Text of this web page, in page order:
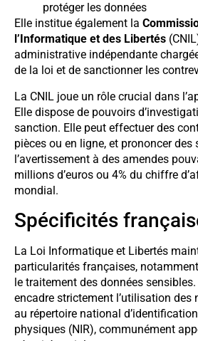
protéger les données
Elle institue également la
l’Informatique et des Libertés
administrative indépendante
de la loi et de sanctionner les
La CNIL joue un rôle crucial dans
Elle dispose de pouvoirs
sanction. Elle peut effectuer des
pièces ou en ligne, et prononcer
l’avertissement à des amendes
millions d’euros ou 4% du chiffre
mondial.
Spécificités
La Loi Informatique et Libertés
particularités françaises,
le traitement des données
encadre strictement l’utilisation des
au répertoire national
physiques (NIR), communément